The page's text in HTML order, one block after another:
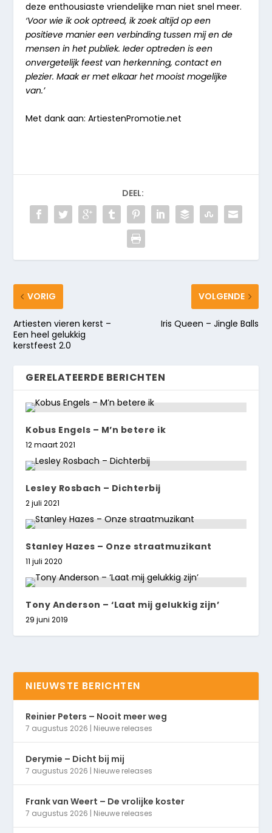
deze enthousiaste vriendelijke man niet snel meer.
‘Voor wie ik ook optreed, ik zoek altijd op een
positieve manier een verbinding tussen mij en de
mensen in het publiek. Ieder optreden is een
onvergetelijk feest van herkenning, contact en
plezier. Maak er met elkaar het mooist mogelijke
van.’
Met dank aan: ArtiestenPromotie.net
DEEL:
VORIG
Artiesten vieren kerst –
Een heel gelukkig
kerstfeest 2.0
VOLGENDE
Iris Queen – Jingle Balls
GERELATEERDE BERICHTEN
Kobus Engels – M’n betere ik
12 maart 2021
Lesley Rosbach – Dichterbij
2 juli 2021
Stanley Hazes – Onze straatmuzikant
11 juli 2020
Tony Anderson – ‘Laat mij gelukkig zijn’
29 juni 2019
NIEUWSTE BERICHTEN
Reinier Peters – Nooit meer weg
7 augustus 2026 | Nieuwe releases
Derymie – Dicht bij mij
7 augustus 2026 | Nieuwe releases
Frank van Weert – De vrolijke koster
7 augustus 2026 | Nieuwe releases